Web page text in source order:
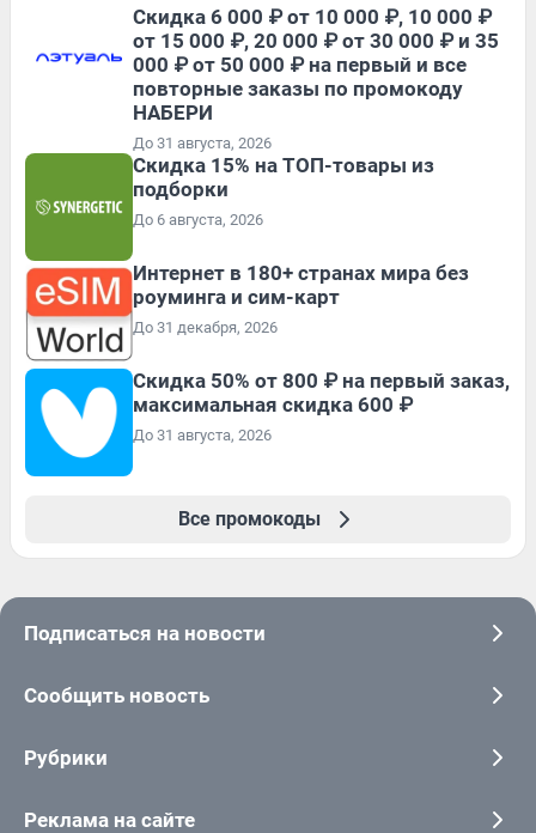
Скидка 6 000 ₽ от 10 000 ₽, 10 000 ₽
от 15 000 ₽, 20 000 ₽ от 30 000 ₽ и 35
000 ₽ от 50 000 ₽ на первый и все
повторные заказы по промокоду
НАБЕРИ
До 31 августа, 2026
Скидка 15% на ТОП-товары из
подборки
До 6 августа, 2026
Интернет в 180+ странах мира без
роуминга и сим-карт
До 31 декабря, 2026
Скидка 50% от 800 ₽ на первый заказ,
максимальная скидка 600 ₽
До 31 августа, 2026
Все промокоды
Подписаться на новости
Сообщить новость
Рубрики
Реклама на сайте